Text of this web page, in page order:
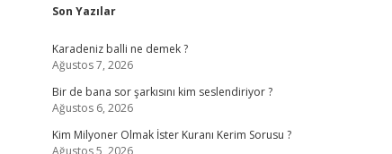
Sidebar
Son Yazılar
Karadeniz balli ne demek ?
Ağustos 7, 2026
Bir de bana sor şarkısını kim seslendiriyor ?
Ağustos 6, 2026
Kim Milyoner Olmak İster Kuranı Kerim Sorusu ?
Ağustos 5, 2026
https://hiltonbet-giris.com/